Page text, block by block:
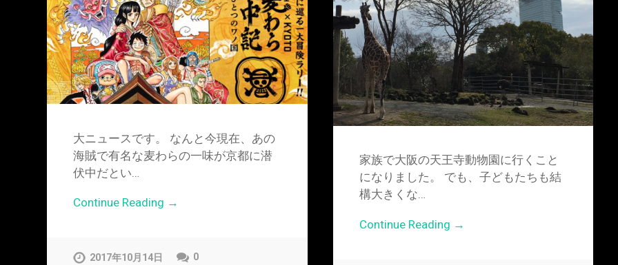
大ニュースです。 なんと今現在、あの
海賊で有名な麦わらの一味が京都に潜
伏中だとい…
Continue Reading →
2017年10月14日 0
家族で大阪の天王寺動物園に行くこと
になりました。 でも、子どもたちも結
構大きくな…
Continue Reading →